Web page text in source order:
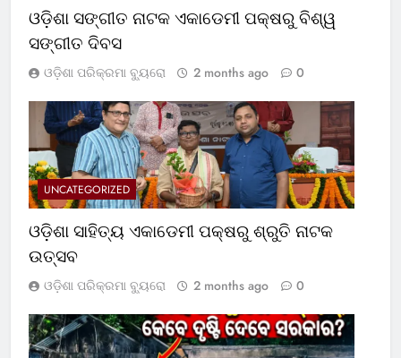
ଓଡ଼ିଶା ସଙ୍ଗୀତ ନାଟକ ଏକାଡେମୀ ପକ୍ଷରୁ ବିଶ୍ୱ
ସଙ୍ଗୀତ ଦିବସ
ଓଡ଼ିଶା ପରିକ୍ରମା ବ୍ୟୁରୋ 2 months ago 0
UNCATEGORIZED
ଓଡ଼ିଶା ସାହିତ୍ୟ ଏକାଡେମୀ ପକ୍ଷରୁ ଶ୍ରୁତି ନାଟକ
ଉତ୍ସବ
ଓଡ଼ିଶା ପରିକ୍ରମା ବ୍ୟୁରୋ 2 months ago 0